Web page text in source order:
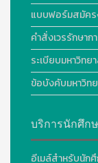
แบบฟอร์มสมัคร
คำสั่งเวรรักษา
ระเบียบมหาวิทย
ข้อบังคับมหาวิท
บริการนักศึก
อีเมล์สำหรับนัก